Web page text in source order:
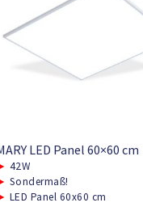
LED Panel 60×60 cm
42W
Sondermaß!
LED Panel 60x60 cm